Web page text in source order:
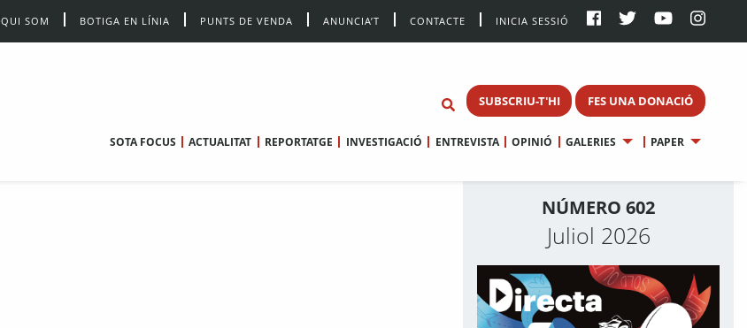
QUI SOM BOTIGA EN LÍNIA PUNTS DE VENDA ANUNCIA’T CONTACTE INICIA SESSIÓ
SUBSCRIU-T'HI FES UNA DONACIÓ
SOTA FOCUS ACTUALITAT REPORTATGE INVESTIGACIÓ ENTREVISTA OPINIÓ GALERIES PAPER
NÚMERO 602
Juliol 2026